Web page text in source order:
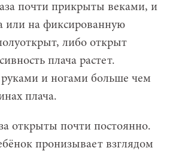
почти прикрыты веками, и
или на фиксированную
либо открыт
плача растет.
руками и ногами больше чем
плача.
открыты почти постоянно.
пронизывает взглядом